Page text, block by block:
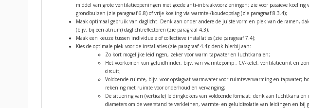
middel van grote ventilatieopeningen met goede anti-inbraakvoorzieningen; zie voor passieve koeling
grondbuizen (zie paragraaf 6.8) of vrije koeling via warmte-/koudeopslag (zie paragraaf 8.3.4);
Maak optimaal gebruik van daglicht. Denk aan onder andere de juiste vorm en plek van de ramen,
(bijv. bij een atrium) daglichtreflectoren (zie paragraaf 4.3);
Maak een keuze tussen individuele of collectieve installaties (zie paragraaf 7.4);
Kies de optimale plek voor de installaties (zie paragraaf 4.4): denk hierbij aan:
Zo kort mogelijke leidingen, zeker voor warm tapwater en luchtkanalen;
Het voorkomen van geluidhinder, bijv. van warmtepomp , CV-ketel, ventilatieunit en
circuit;
Voldoende ruimte, bijv. voor opslagvat warmwater voor ruimteverwarming en tapwater;
rekening met ruimte voor onderhoud en vervanging;
De situering van (verticale) leidingkokers van voldoende formaat; denk aan luchtkanalen
diameters om de weerstand te verkleinen, warmte- en geluidisolatie van leidingen en bij